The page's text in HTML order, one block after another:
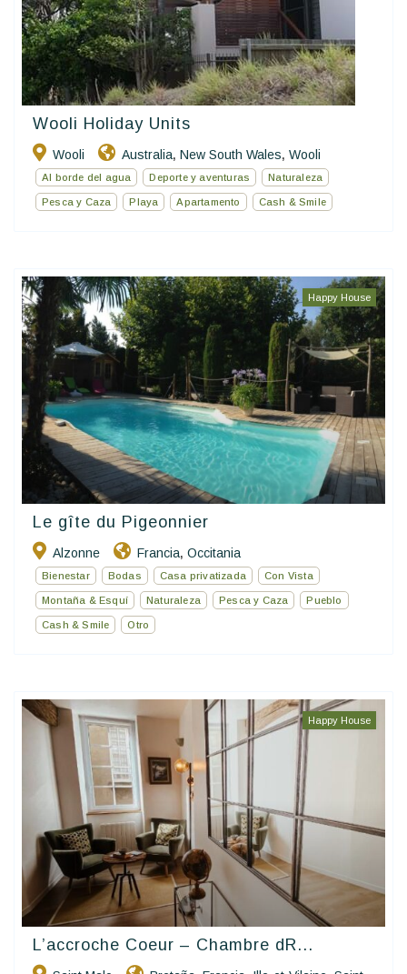
Wooli Holiday Units
Wooli Australia, New South Wales, Wooli
Al borde del agua Deporte y aventuras Naturaleza
Pesca y Caza Playa Apartamento Cash & Smile
Happy House
Le gîte du Pigeonnier
Alzonne Francia, Occitania
Bienestar Bodas Casa privatizada Con Vista
Montaña & Esquí Naturaleza Pesca y Caza Pueblo
Cash & Smile Otro
Happy House
L’accroche Coeur – Chambre dR...